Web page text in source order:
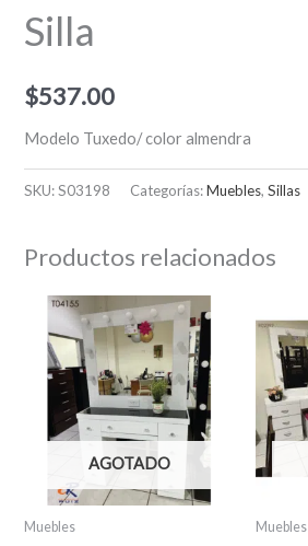
Silla
$537.00
Modelo Tuxedo/ color almendra
SKU:S03198 Categorías:Muebles,Sillas
Productos relacionados
AGOTADO
Muebles Muebles